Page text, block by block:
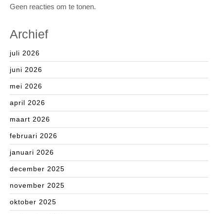
Geen reacties om te tonen.
Archief
juli 2026
juni 2026
mei 2026
april 2026
maart 2026
februari 2026
januari 2026
december 2025
november 2025
oktober 2025